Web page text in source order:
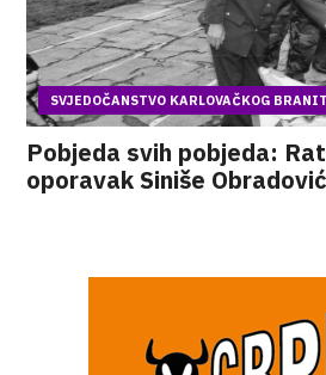
SVJEDOČANSTVO KARLOVAČKOG
Pobjeda svih pobjeda:
oporavak Siniše